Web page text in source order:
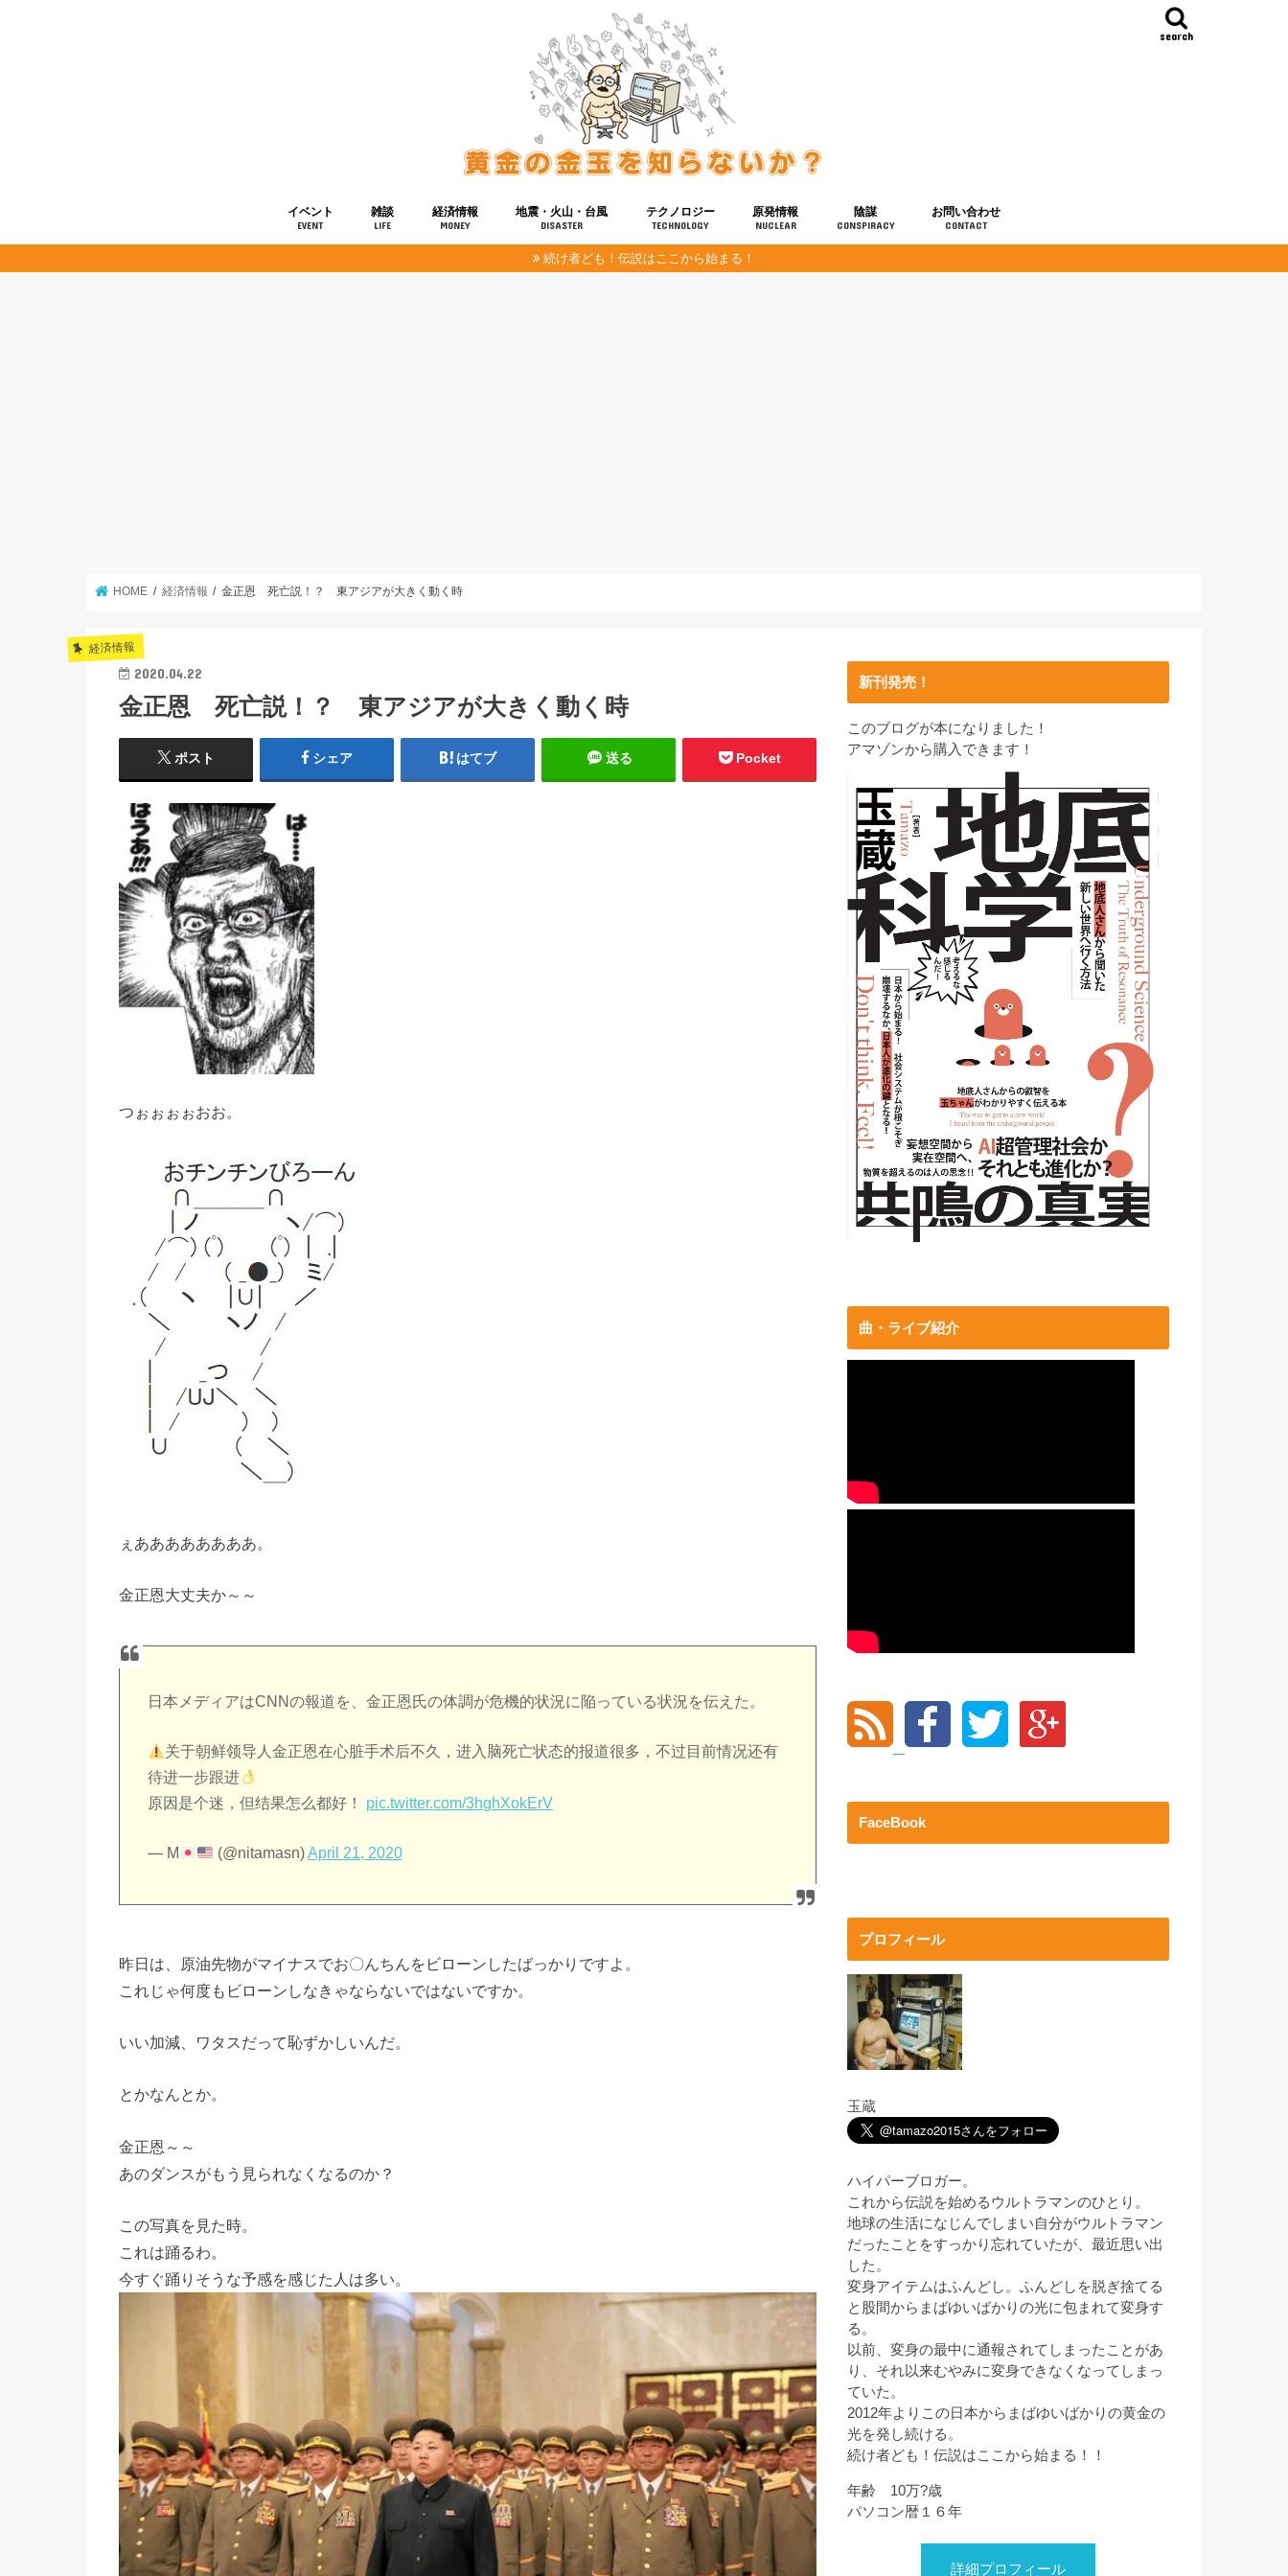
search
イベント
EVENT
雑談
LIFE
経済情報
MONEY
地震・火山・台風
DISASTER
テクノロジー
TECHNOLOGY
健康
宇宙
原発情報
NUCLEAR
陰謀
CONSPIRACY
お問い合わせ
CONTACT
続け者ども！伝説はここから始まる！
HOME 経済情報 金正恩 死亡説！？ 東アジアが大きく動く時
経済情報
2020.04.22
金正恩 死亡説！？ 東アジアが大きく動く時
ポスト シェア はてブ 送る Pocket
つぉぉぉぉおお。
ぇああああああああ。
金正恩大丈夫か～～
日本メディアはCNNの報道を、金正恩氏の体調が危機的状況に陥っている状況を伝えた。
关于朝鲜领导人金正恩在心脏手术后不久，进入脑死亡状态的报道很多，不过目前情况还有
待进一步跟进
原因是个迷，但结果怎么都好！ pic.twitter.com/3hghXokErV
— M (@nitamasn)April 21, 2020
昨日は、原油先物がマイナスでお〇んちんをビローンしたばっかりですよ。
これじゃ何度もビローンしなきゃならないではないですか。
いい加減、ワタスだって恥ずかしいんだ。
とかなんとか。
金正恩～～
あのダンスがもう見られなくなるのか？
この写真を見た時。
これは踊るわ。
今すぐ踊りそうな予感を感じた人は多い。
新刊発売！
このブログが本になりました！
アマゾンから購入できます！
曲・ライブ紹介
FaceBook
プロフィール
玉蔵
ハイパーブロガー。
これから伝説を始めるウルトラマンのひとり。
地球の生活になじんでしまい自分がウルトラマン
だったことをすっかり忘れていたが、最近思い出
した。
変身アイテムはふんどし。ふんどしを脱ぎ捨てる
と股間からまばゆいばかりの光に包まれて変身す
る。
以前、変身の最中に通報されてしまったことがあ
り、それ以来むやみに変身できなくなってしまっ
ていた。
2012年よりこの日本からまばゆいばかりの黄金の
光を発し続ける。
続け者ども！伝説はここから始まる！！
年齢 10万?歳
パソコン暦１６年
詳細プロフィール